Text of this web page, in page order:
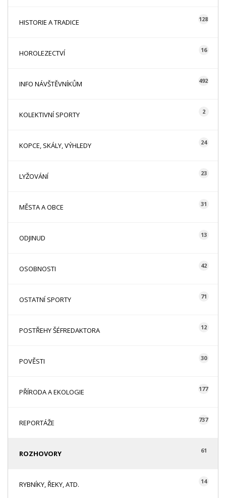
HISTORIE A TRADICE 128
HOROLEZECTVÍ 16
INFO NÁVŠTĚVNÍKŮM 492
KOLEKTIVNÍ SPORTY 2
KOPCE, SKÁLY, VÝHLEDY 24
LYŽOVÁNÍ 23
MĚSTA A OBCE 31
ODJINUD 13
OSOBNOSTI 42
OSTATNÍ SPORTY 71
POSTŘEHY ŠÉFREDAKTORA 12
POVĚSTI 30
PŘÍRODA A EKOLOGIE 177
REPORTÁŽE 737
ROZHOVORY 61
RYBNÍKY, ŘEKY, ATD. 14